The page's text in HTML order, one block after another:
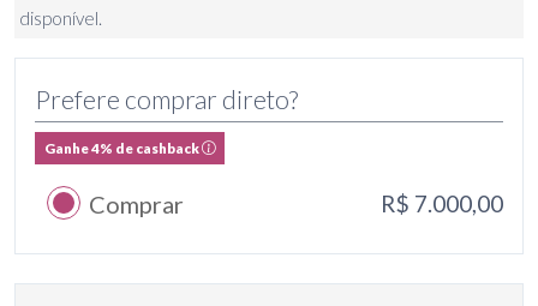
disponível.
Prefere comprar direto?
Ganhe 4% de cashback
Comprar R$ 7.000,00